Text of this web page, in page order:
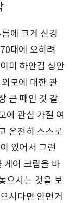
에 크게 신경
대에 오히려
미 하안검 상안
모에 대한 관
큰 때인 것 같
에 관심 가질 여
온전히 스스로
있어서 그런
케어 크림을 바
으시는 것을 보
시다면 안면거